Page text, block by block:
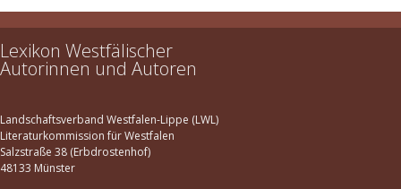
Lexikon Westfälischer
Autorinnen und Autoren
Landschaftsverband Westfalen-Lippe (LWL)
Literaturkommission für Westfalen
Salzstraße 38 (Erbdrostenhof)
48133 Münster